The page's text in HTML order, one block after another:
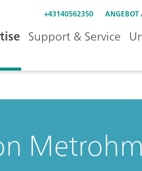
+43140562350 ANGEBOT
Support & Service